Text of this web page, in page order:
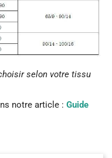
selon votre tissu
notre article : Guide